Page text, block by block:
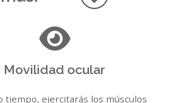
Movilidad ocular
tiempo, ejercitarás los músculos